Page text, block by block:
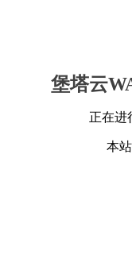
堡塔云
正在进
本